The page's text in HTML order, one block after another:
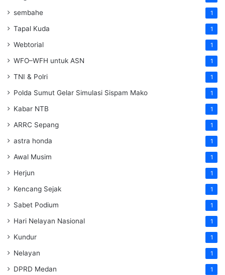
sembahe 1
Tapal Kuda 1
Webtorial 1
WFO–WFH untuk ASN 1
TNI & Polri 1
Polda Sumut Gelar Simulasi Sispam Mako 1
Kabar NTB 1
ARRC Sepang 1
astra honda 1
Awal Musim 1
Herjun 1
Kencang Sejak 1
Sabet Podium 1
Hari Nelayan Nasional 1
Kundur 1
Nelayan 1
DPRD Medan 1